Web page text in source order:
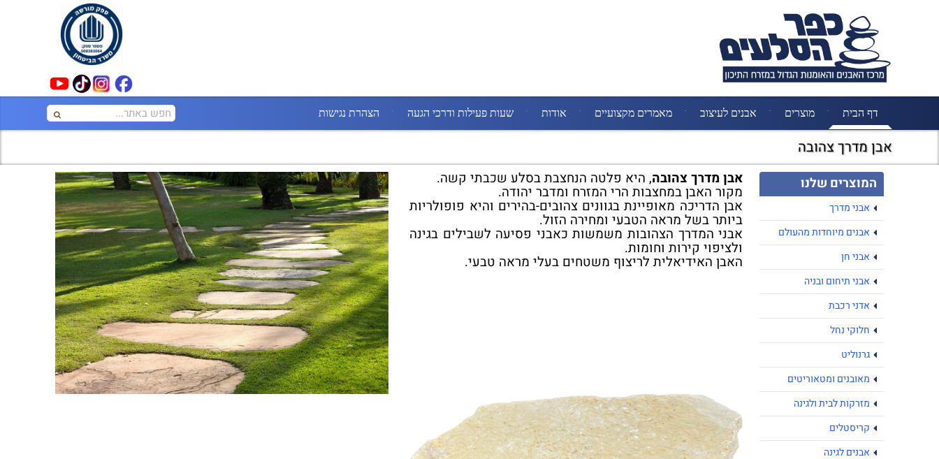
דף הבית מוצרים אבנים לעיצוב מאמרים מקצועיים אודות שעות פעילות ודרכי הגעה הצהרת נגישות
אבן מדרך צהובה
המוצרים שלנו
אבני מדרך
אבנים מיוחדות מהעולם
אבני חן
אבני תיחום ובניה
אדני רכבת
חלוקי נחל
גרנוליט
מאובנים ומטאוריטים
מזרקות לבית ולגינה
קריסטלים
אבנים לגינה
אבן מדרך צהובה, היא פלטה הנחצבת בסלע שכבתי קשה.
מקור האבן במחצבות הרי המזרח ומדבר יהודה.
אבן הדריכה מאופיינת בגוונים צהובים-בהירים והיא פופולריות
ביותר בשל מראה הטבעי ומחירה הזול.
אבני המדרך הצהובות משמשות כאבני פסיעה לשבילים בגינה
ולציפוי קירות וחומות.
האבן האידיאלית לריצוף משטחים בעלי מראה טבעי.